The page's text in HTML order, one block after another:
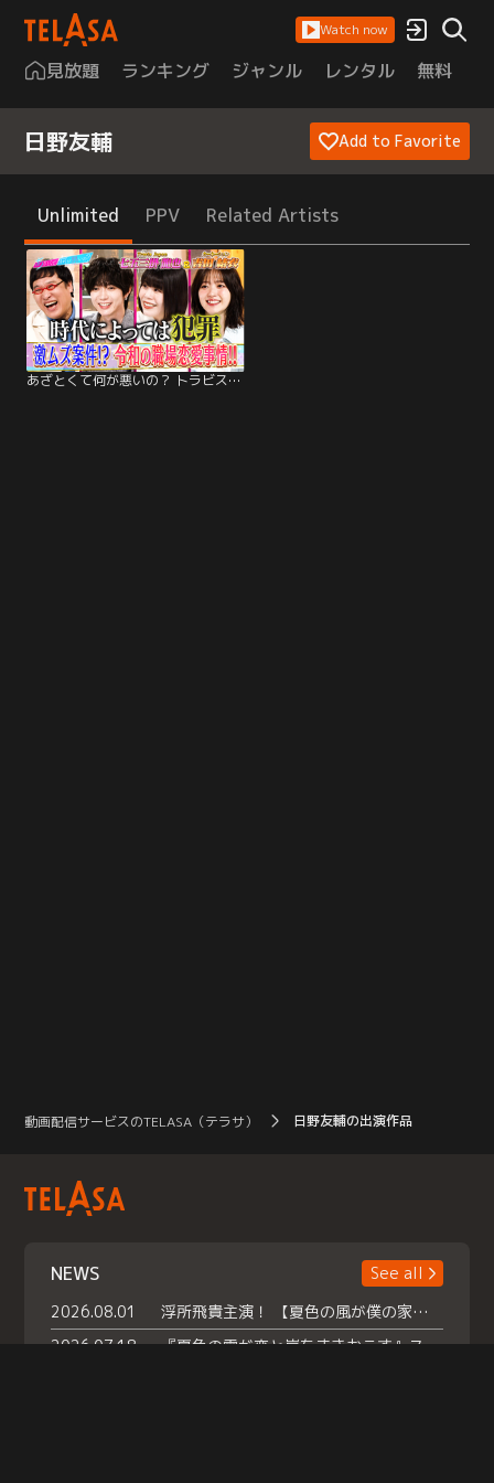
Watch now
見放題 ランキング ジャンル レンタル 無料
日野友輔 Add to Favorite
Unlimited PPV Related Artists
あざとくて何が悪いの？ トラビス七五三掛と令和の職場恋愛事情を大激論！！（2026/04/16放送分）
動画配信サービスのTELASA（テラサ） 日野友輔の出演作品
NEWS
See all
2026.08.01
浮所飛貴主演！ 【夏色の風が僕の家にやってきた】 本日よりテラサで独占配信スタート！
2026.07.18
『夏色の雲が恋と嵐をまきおこす』スペシャルメイキング 【Part1】2026年７月18日（土）23時30分～配信スタート！話題のシーンの裏側を大公開！豪華キャスト大集合！ 『武宮家 真夏の家族会議』開催！